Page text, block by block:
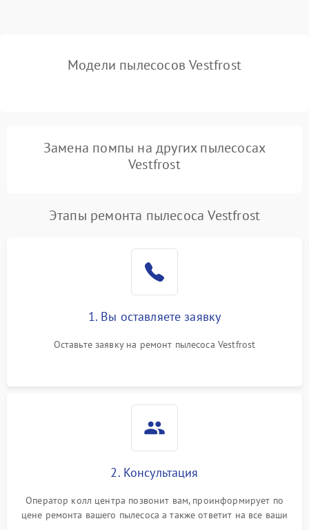
Модели пылесосов Vestfrost
Замена помпы на других пылесосах
Vestfrost
Этапы ремонта пылесоса Vestfrost
1. Вы оставляете заявку
Оставьте заявку на ремонт пылесоса Vestfrost
2. Консультация
Оператор колл центра позвонит вам, проинформирует по
цене ремонта вашего пылесоса а также ответит на все ваши